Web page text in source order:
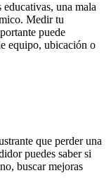
una mala
Medir tu
puede
equipo, ubicación o
que perder una
puedes saber si
buscar mejoras